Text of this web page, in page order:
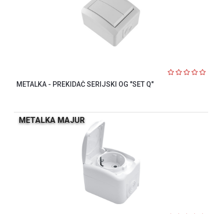
METALKA - PREKIDAČ SERIJSKI OG "SET Q"
METALKA MAJUR